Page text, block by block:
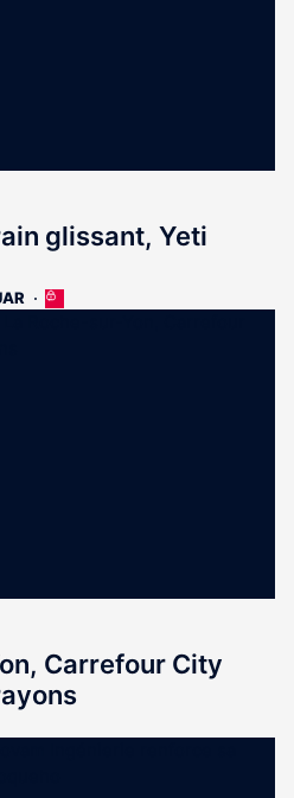
glissant, Yeti
Cet
Carrefour City